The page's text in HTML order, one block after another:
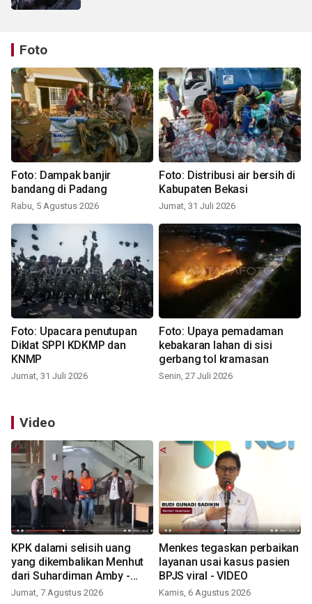
Foto
Foto: Dampak banjir
bandang di Padang
Rabu, 5 Agustus 2026
Foto: Distribusi air bersih di
Kabupaten Bekasi
Jumat, 31 Juli 2026
Foto: Upacara penutupan
Diklat SPPI KDKMP dan
KNMP
Jumat, 31 Juli 2026
Foto: Upaya pemadaman
kebakaran lahan di sisi
gerbang tol kramasan
Senin, 27 Juli 2026
Video
KPK dalami selisih uang
yang dikembalikan Menhut
dari Suhardiman Amby -
VIDEO
Jumat, 7 Agustus 2026
Menkes tegaskan perbaikan
layanan usai kasus pasien
BPJS viral - VIDEO
Kamis, 6 Agustus 2026